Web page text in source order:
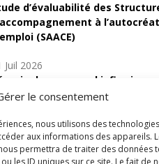
le consentement
nous utilisons des
aux informations des appareils.
permettra de traiter des données
les ID uniques sur ce site. Le fait de
d’évaluabilité des
à
(SAACE)
Juil 2026
du personnel infirmier
d’offre de soins pour